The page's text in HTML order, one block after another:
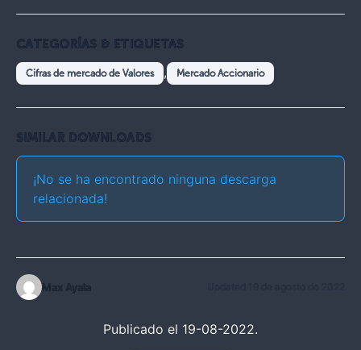
CATEGORÍAS & ETIQUETAS
Cifras de mercado de Valores , Mercado Accionario
SIMILAR DOWNLOADS
¡No se ha encontrado ninguna descarga
relacionada!
Max Ayala
Publicado el 19-08-2022.